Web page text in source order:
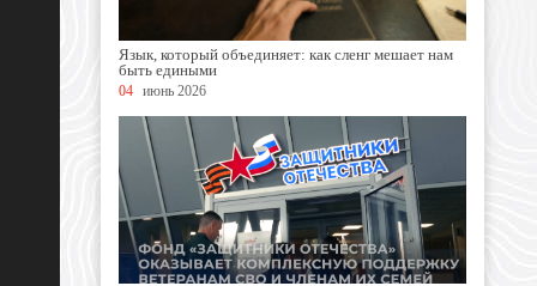
Язык, который объединяет: как сленг мешает нам
быть едиными
04 июнь 2026